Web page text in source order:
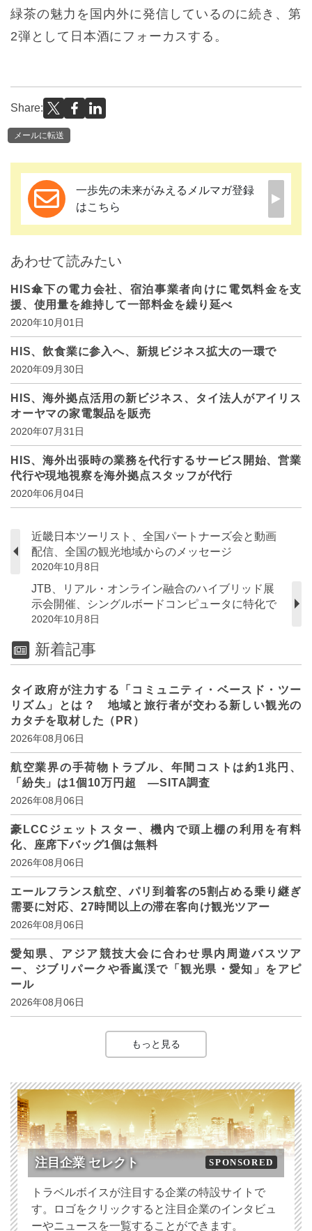
緑茶の魅力を国内外に発信しているのに続き、第
2弾として日本酒にフォーカスする。
Share:
メールに転送
一歩先の未来がみえるメルマガ登録
はこちら
あわせて読みたい
HIS傘下の電力会社、宿泊事業者向けに電気料金を支
援、使用量を維持して一部料金を繰り延べ
2020年10月01日
HIS、飲食業に参入へ、新規ビジネス拡大の一環で
2020年09月30日
HIS、海外拠点活用の新ビジネス、タイ法人がアイリス
オーヤマの家電製品を販売
2020年07月31日
HIS、海外出張時の業務を代行するサービス開始、営業
代行や現地視察を海外拠点スタッフが代行
2020年06月04日
近畿日本ツーリスト、全国パートナーズ会と動画
配信、全国の観光地域からのメッセージ
2020年10月8日
JTB、リアル・オンライン融合のハイブリッド展
示会開催、シングルボードコンピュータに特化で
2020年10月8日
新着記事
タイ政府が注力する「コミュニティ・ベースド・ツー
リズム」とは？ 地域と旅行者が交わる新しい観光の
カタチを取材した（PR）
2026年08月06日
航空業界の手荷物トラブル、年間コストは約1兆円、
「紛失」は1個10万円超 ―SITA調査
2026年08月06日
豪LCCジェットスター、機内で頭上棚の利用を有料
化、座席下バッグ1個は無料
2026年08月06日
エールフランス航空、パリ到着客の5割占める乗り継ぎ
需要に対応、27時間以上の滞在客向け観光ツアー
2026年08月06日
愛知県、アジア競技大会に合わせ県内周遊バスツア
ー、ジブリパークや香嵐渓で「観光県・愛知」をアピ
ール
2026年08月06日
もっと見る
注目企業 セレクト SPONSORED
トラベルボイスが注目する企業の特設サイトで
す。ロゴをクリックすると注目企業のインタビュ
ーやニュースを一覧することができます。